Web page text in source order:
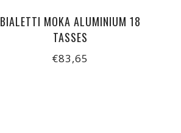
BIALETTI MOKA ALUMINIUM 18
TASSES
€83,65